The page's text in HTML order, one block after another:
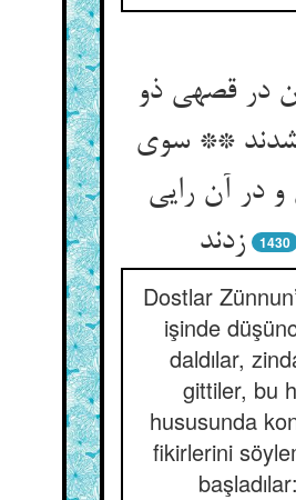
در قصه‏ی ذو
شدند ** سوی
و در آن رایی
زدند
1430
Dostlar
işinde
daldılar,
gittiler, bu
hususunda
fikirlerini
başladılar: